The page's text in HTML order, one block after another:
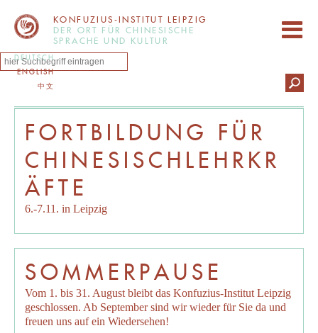
KONFUZIUS-INSTITUT LEIPZIG
DER ORT FÜR CHINESISCHE
SPRACHE UND KULTUR
DEUTSCH
ENGLISH
中文
FORTBILDUNG FÜR
CHINESISCHLEHRKR
ÄFTE
6.-7.11. in Leipzig
SOMMERPAUSE
Vom 1. bis 31. August bleibt das Konfuzius-Institut Leipzig
geschlossen. Ab September sind wir wieder für Sie da und
freuen uns auf ein Wiedersehen!